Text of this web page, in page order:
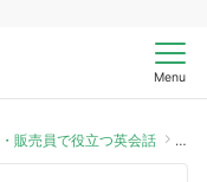
Menu
販売員で役立つ英会話 漢